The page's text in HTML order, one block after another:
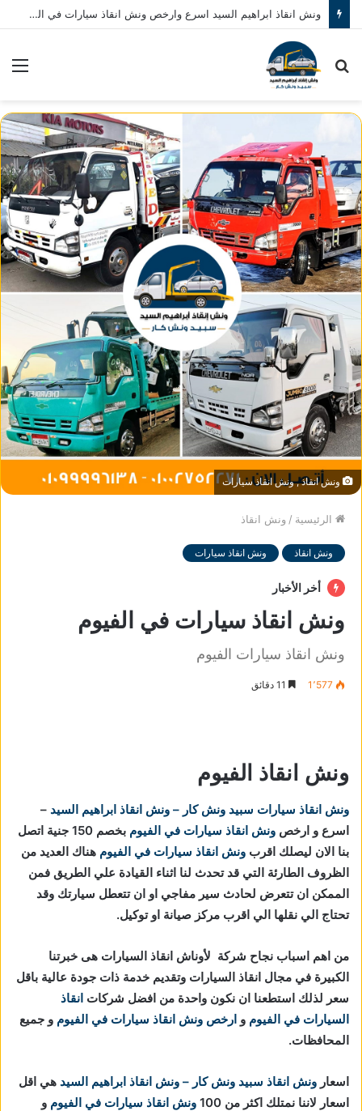
ونش انقاذ ابراهيم السيد اسرع وارخص ونش انقاذ سيارات في المنصورة نصلك في خلال 10 دقائق بحد اقصي اتصل بنا الان 01080793999
بحث
ونش انقاذ , ونش انقاذ سيارات
الرئيسية / ونش انقاذ
ونش انقاذ ونش انقاذ سيارات
أخر الأخبار
ونش انقاذ سيارات في الفيوم
ونش انقاذ سيارات الفيوم
1٬577
ونش انقاذ الفيوم
ونش انقاذ سيارات سبيد ونش كار – ونش انقاذ ابراهيم السيد –
اسرع و ارخص ونش انقاذ سيارات في الفيوم
بخصم 150 جنية اتصل
بنا الان ليصلك اقرب ونش انقاذ سيارات في الفيوم هناك العديد من
الظروف الطارئة التي قد تحدث لنا اثناء القيادة علي الطريق فمن
الممكن ان تتعرض لحادث سير مفاجي او ان تتعطل سيارتك وقد
تحتاج الي نقلها الي اقرب مركز صيانة او توكيل.
من اهم اسباب نجاح شركة لأوناش انقاذ السيارات هى خبرتنا
الكبيرة في مجال انقاذ السيارات وتقديم خدمة ذات جودة عالية باقل
سعر لذلك استطعنا ان نكون واحدة من افضل شركات انقاذ
السيارات في الفيوم و ارخص ونش انقاذ سيارات في الفيوم و جميع
المحافظات.
اسعار ونش انقاذ سبيد ونش كار – ونش انقاذ ابراهيم السيد هي اقل
اسعار لاننا نمتلك اكثر من 100
ونش انقاذ سيارات في الفيوم و